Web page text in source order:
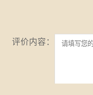
评价内容：